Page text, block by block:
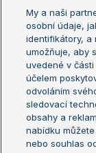
Žebříček ATP (muži)
Žebříček WTA (ženy)
Sázkařský žebříček
Aktualní trendy
My a naši
osobní údaje,
identifikátory, a
umožňuje, aby
uvedené v
účelem
odvoláním
sledovací
obsahy a
nabídku
nebo souhlas